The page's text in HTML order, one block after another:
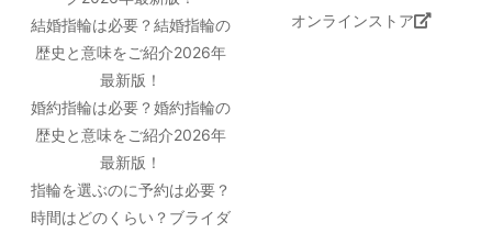
結婚指輪は必要？結婚指輪の
歴史と意味をご紹介2026年
最新版！
婚約指輪は必要？婚約指輪の
歴史と意味をご紹介2026年
最新版！
指輪を選ぶのに予約は必要？
時間はどのくらい？ブライダ
オンラインストア